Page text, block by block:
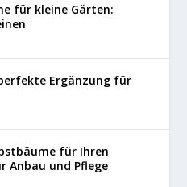
für kleine Gärten:
Ergänzung für
für Ihren
Anbau und Pflege